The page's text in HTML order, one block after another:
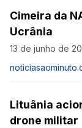
Cimeira da
Ucrânia
13 de junho de
Lituânia
drone militar